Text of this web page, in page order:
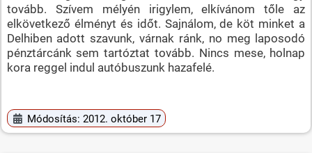
tovább. Szívem mélyén irigylem, elkívánom tőle az
elkövetkező élményt és időt. Sajnálom, de köt minket a
Delhiben adott szavunk, várnak ránk, no meg laposodó
pénztárcánk sem tartóztat tovább. Nincs mese, holnap
kora reggel indul autóbuszunk hazafelé.
Módosítás: 2012. október 17